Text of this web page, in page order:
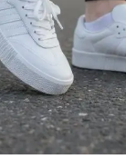
página
de
producto